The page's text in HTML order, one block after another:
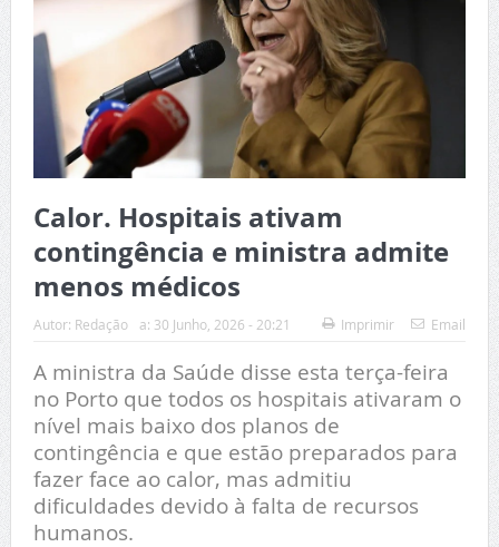
Calor. Hospitais ativam
contingência e ministra admite
menos médicos
Autor: Redação a: 30 Junho, 2026 - 20:21 Imprimir Email
A ministra da Saúde disse esta terça-feira
no Porto que todos os hospitais ativaram o
nível mais baixo dos planos de
contingência e que estão preparados para
fazer face ao calor, mas admitiu
dificuldades devido à falta de recursos
humanos.